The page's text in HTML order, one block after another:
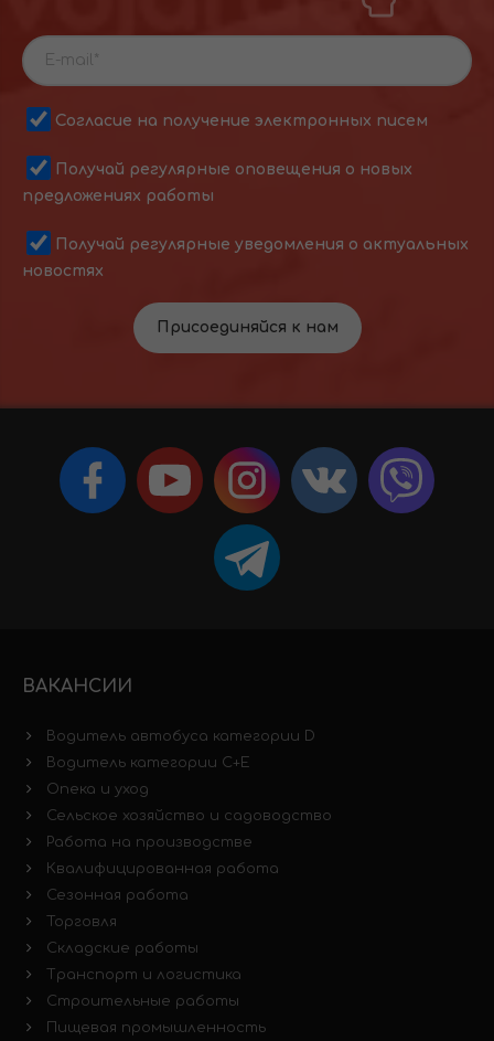
Согласие на получение электронных писем
Получай регулярные оповещения о новых
предложениях работы
Получай регулярные уведомления о актуальных
новостях
Присоединяйся к нам
ВАКАНСИИ
Водитель автобуса категории D
Водитель категории C+E
Опека и уход
Сельское хозяйство и садоводство
Работа на производстве
Квалифицированная работа
Сезонная работа
Торговля
Складские работы
Транспорт и логистика
Строительные работы
Пищевая промышленность